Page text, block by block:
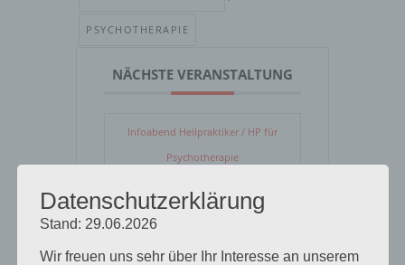
PSYCHOTHERAPIE
NÄCHSTE VERANSTALTUNG
Infoabend Heilpraktiker / HP für
Psychotherapie
DATUM
14 Aug. 2026
Datenschutzerklärung
Stand: 29.06.2026
Wir freuen uns sehr über Ihr Interesse an unserem